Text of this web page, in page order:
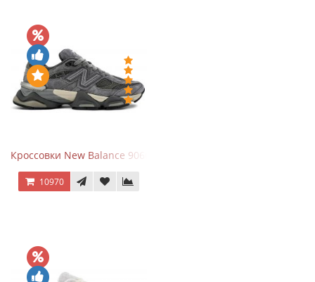
Кроссовки New Balance 9060 x Joe Freshgoods Dark Grey
10970